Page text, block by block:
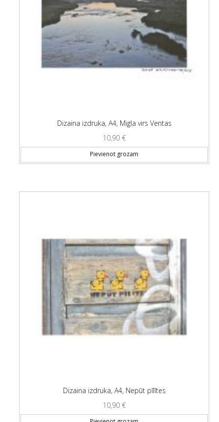
Dizaina izdruka, A4, Migla virs Ventas
10,90 €
Pievienot grozam
Dizaina izdruka, A4, Nepūt pīlītes
10,90 €